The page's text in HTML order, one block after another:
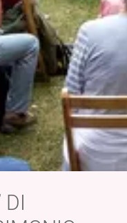
DI